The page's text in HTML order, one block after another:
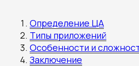
Определение ЦА
Типы приложений
Особенности и
Заключение